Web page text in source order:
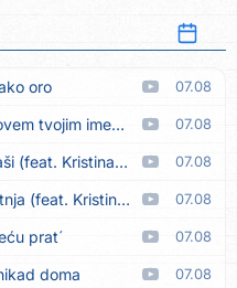
oro 07.08
imenom (feat. Kristina Smetko) 07.08
Kristina Smetko) 07.08
Kristina Smetko) 07.08
prat´ 07.08
doma 07.08